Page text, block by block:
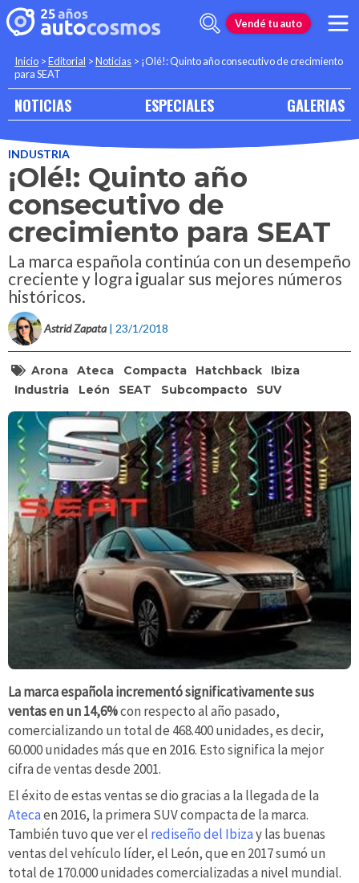
Vendé tu auto
Inicio >Editorial >Noticias > ¡Olé!: Quinto año consecutivo de crecimiento
para SEAT
NOTICIAS ESPECIALES GALERIAS
INDUSTRIA
¡Olé!: Quinto año
consecutivo de
crecimiento para SEAT
La marca española continúa con un desempeño
creciente y logra igualar sus mejores números
históricos.
Astrid Zapata | 23/1/2018
Arona Ateca Compacta Hatchback
Ibiza
Industria
León SEAT Subcompacto SUV
La marca española incrementó significativamente sus
ventas en un 14,6%con respecto al año pasado,
comercializando un total de 468.400 unidades, es decir,
60.000 unidades más que en 2016. Esto significa la mejor
cifra de ventas desde 2001.
El éxito de estas ventas se dio gracias a la llegada de la
Atecaen 2016, la primera SUV compacta de la marca.
También tuvo que ver el rediseño del Ibizay las buenas
ventas del vehículo líder, el León, que en 2017 sumó un
total de 170.000 unidades comercializadas a nivel mundial.